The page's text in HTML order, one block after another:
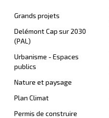
Grands projets
Delémont Cap sur 2030
(PAL)
Urbanisme - Espaces
publics
Nature et paysage
Plan Climat
Permis de construire